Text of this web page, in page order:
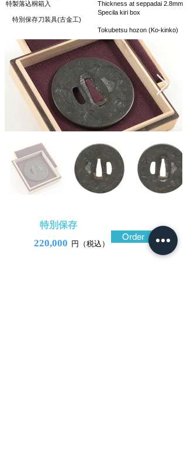
特製落込桐箱入
特別保存刀装具(古金工)
Thickness at seppadai 2.8mm
Specila kiri box
Tokubetsu hozon (Ko-kinko)
特別保存
220,000 円（税込）
Order